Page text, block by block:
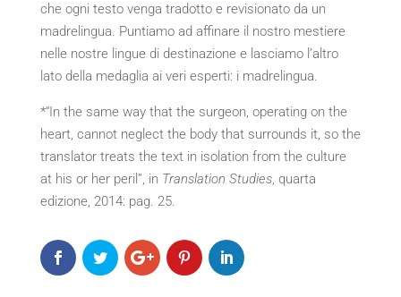
che ogni testo venga tradotto e revisionato da un
madrelingua. Puntiamo ad affinare il nostro mestiere
nelle nostre lingue di destinazione e lasciamo l’altro
lato della medaglia ai veri esperti: i madrelingua.
*“In the same way that the surgeon, operating on the
heart, cannot neglect the body that surrounds it, so the
translator treats the text in isolation from the culture
at his or her peril”, in Translation Studies, quarta
edizione, 2014: pag. 25.